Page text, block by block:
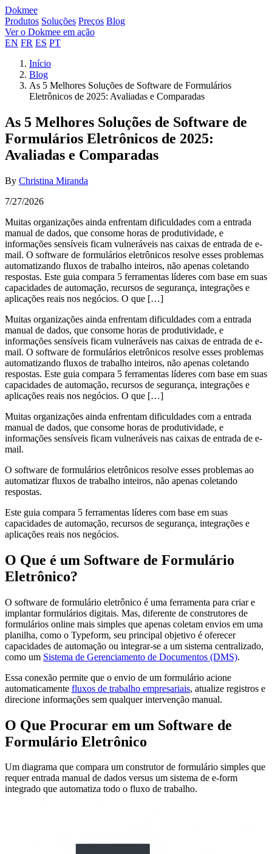
Dokmee
Produtos Soluções Preços Blog
Ver o Dokmee em ação
EN FR ES PT
Início
Blog
As 5 Melhores Soluções de Software de Formulários
Eletrônicos de 2025: Avaliadas e Comparadas
As 5 Melhores Soluções de Software de
Formulários Eletrônicos de 2025:
Avaliadas e Comparadas
By Christina Miranda
7/27/2026
Muitas organizações ainda enfrentam dificuldades com a entrada
manual de dados, que consome horas de produtividade, e
informações sensíveis ficam vulneráveis nas caixas de entrada de e-
mail. O software de formulários eletrônicos resolve esses problemas
automatizando fluxos de trabalho inteiros, não apenas coletando
respostas. Este guia compara 5 ferramentas líderes com base em suas
capacidades de automação, recursos de segurança, integrações e
aplicações reais nos negócios. O que […]
Muitas organizações ainda enfrentam dificuldades com a entrada
manual de dados, que consome horas de produtividade, e
informações sensíveis ficam vulneráveis nas caixas de entrada de e-
mail. O software de formulários eletrônicos resolve esses problemas
automatizando fluxos de trabalho inteiros, não apenas coletando
respostas. Este guia compara 5 ferramentas líderes com base em suas
capacidades de automação, recursos de segurança, integrações e
aplicações reais nos negócios. O que […]
Muitas organizações ainda enfrentam dificuldades com a entrada
manual de dados, que consome horas de produtividade, e
informações sensíveis ficam vulneráveis nas caixas de entrada de e-
mail.
O software de formulários eletrônicos resolve esses problemas ao
automatizar fluxos de trabalho inteiros, não apenas coletando
respostas.
Este guia compara 5 ferramentas líderes com base em suas
capacidades de automação, recursos de segurança, integrações e
aplicações reais nos negócios.
O Que é um Software de Formulário
Eletrônico?
O software de formulário eletrônico é uma ferramenta para criar e
implantar formulários digitais. Mas, diferente de construtores de
formulários online mais simples que apenas coletam envios em uma
planilha, como o Typeform, seu principal objetivo é oferecer
capacidades de automação ou integrar-se a um sistema centralizado,
como um Sistema de Gerenciamento de Documentos (DMS).
Essa conexão permite que o envio de um formulário acione
automaticamente fluxos de trabalho empresariais, atualize registros e
direcione informações sem qualquer intervenção manual.
O Que Procurar em um Software de
Formulário Eletrônico
Um diagrama que compara um construtor de formulário simples que
requer entrada manual de dados versus um sistema de e-form
integrado que automatiza todo o fluxo de trabalho.